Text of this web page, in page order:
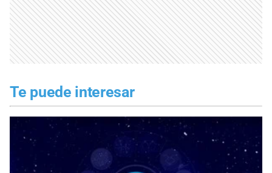
Te puede interesar